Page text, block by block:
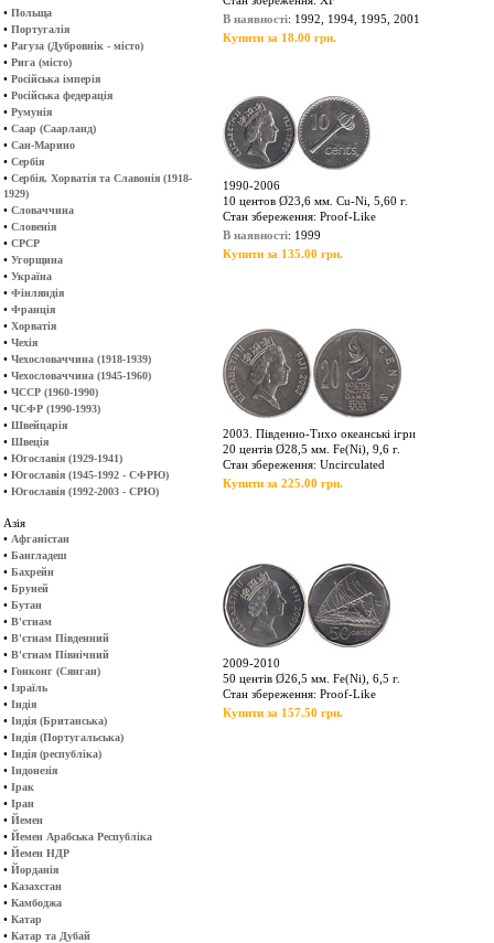
• Польща
• Португалія
• Рагуза (Дубровнік - місто)
• Рига (місто)
• Російська імперія
• Російська федерація
• Румунія
• Саар (Саарланд)
• Сан-Марино
• Сербія
• Сербія, Хорватія та Славонія (1918-
1929)
• Словаччина
• Словенія
• СРСР
• Угорщина
• Україна
• Фінляндія
• Франція
• Хорватія
• Чехія
• Чехословаччина (1918-1939)
• Чехословаччина (1945-1960)
• ЧССР (1960-1990)
• ЧСФР (1990-1993)
• Швейцарія
• Швеція
• Югославія (1929-1941)
• Югославія (1945-1992 - СФРЮ)
• Югославія (1992-2003 - СРЮ)
Азія
• Афганістан
• Бангладеш
• Бахрейн
• Бруней
• Бутан
• В'єтнам
• В'єтнам Південний
• В'єтнам Північний
• Гонконг (Сянган)
• Ізраїль
• Індія
• Індія (Британська)
• Індія (Португальська)
• Індія (республіка)
• Індонезія
• Ірак
• Іран
• Йемен
• Йемен Арабська Республіка
• Йемен НДР
• Йорданія
• Казахстан
• Камбоджа
• Катар
• Катар та Дубай
В наявності: 1992, 1994, 1995, 2001
Купити за 18.00 грн.
1990-2006
10 центов Ø23,6 мм. Cu-Ni, 5,60 г.
Стан збереження: Proof-Like
В наявності: 1999
Купити за 135.00 грн.
2003. Південно-Тихо океанські ігри
20 центів Ø28,5 мм. Fe(Ni), 9,6 г.
Стан збереження: Uncirculated
Купити за 225.00 грн.
2009-2010
50 центів Ø26,5 мм. Fe(Ni), 6,5 г.
Стан збереження: Proof-Like
Купити за 157.50 грн.